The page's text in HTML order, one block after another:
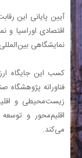
آیین پایانی این
نمایشگاهی
کسب این جایگاه
فناورانه
زیست‌محیطی و
اقلیم‌محور و
می‌کند.